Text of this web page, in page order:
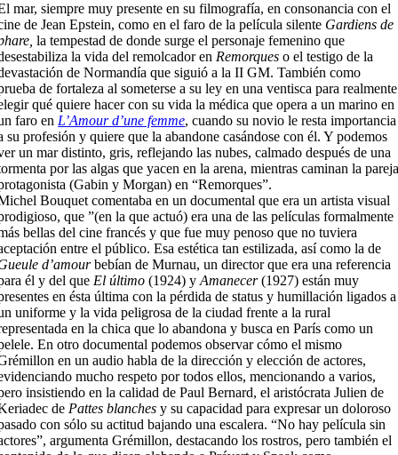
mar, siempre muy presente en su filmografía, en consonancia con el
de Jean Epstein, como en el faro de la película silente Gardiens de
la tempestad de donde surge el personaje femenino que
la vida del remolcador en Remorques o el testigo de la
de Normandía que siguió a la II GM. También como
de fortaleza al someterse a su ley en una ventisca para realmente
qué quiere hacer con su vida la médica que opera a un marino en
faro en L’Amour d’une femme, cuando su novio le resta importancia
su profesión y quiere que la abandone casándose con él. Y podemos
un mar distinto, gris, reflejando las nubes, calmado después de una
por las algas que yacen en la arena, mientras caminan la
(Gabin y Morgan) en “Remorques”.
Bouquet comentaba en un documental que era un artista visual
que ”(en la que actuó) era una de las películas formalmente
bellas del cine francés y que fue muy penoso que no tuviera
entre el público. Esa estética tan estilizada, así como la de
d’amourbebían de Murnau, un director que era una referencia
él y del que El último (1924) yAmanecer(1927) están muy
en ésta última con la pérdida de status y humillación ligados a
uniforme y la vida peligrosa de la ciudad frente a la rural
en la chica que lo abandona y busca en París como un
En otro documental podemos observar cómo el mismo
en un audio habla de la dirección y elección de actores,
mucho respeto por todos ellos, mencionando a varios,
insistiendo en la calidad de Paul Bernard, el aristócrata Julien de
de Pattes blanches y su capacidad para expresar un doloroso
con sólo su actitud bajando una escalera. “No hay película sin
argumenta Grémillon, destacando los rostros, pero también el